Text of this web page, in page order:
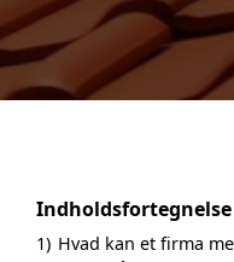
Indholdsfortegnelse
1) Hvad kan et firma